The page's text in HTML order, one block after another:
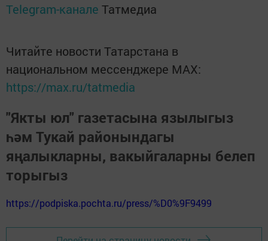
Telegram-канале Татмедиа
Читайте новости Татарстана в
национальном мессенджере MАХ:
https://max.ru/tatmedia
"Якты юл" газетасына язылыгыз
һәм Тукай районындагы
яңалыкларны, вакыйгаларны белеп
торыгыз
https://podpiska.pochta.ru/press/%D0%9F9499